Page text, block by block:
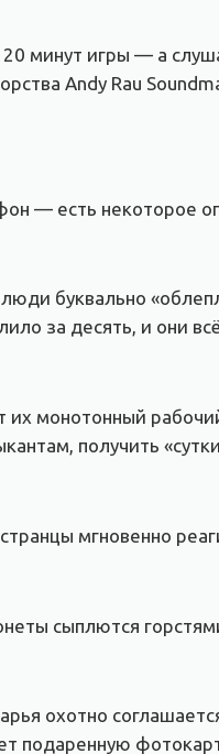
20 минут игры — а
Andy Rau
— есть некоторое
буквально
за десять, и они
монотонный
получить
мгновенно
сыплются
охотно
подаренную